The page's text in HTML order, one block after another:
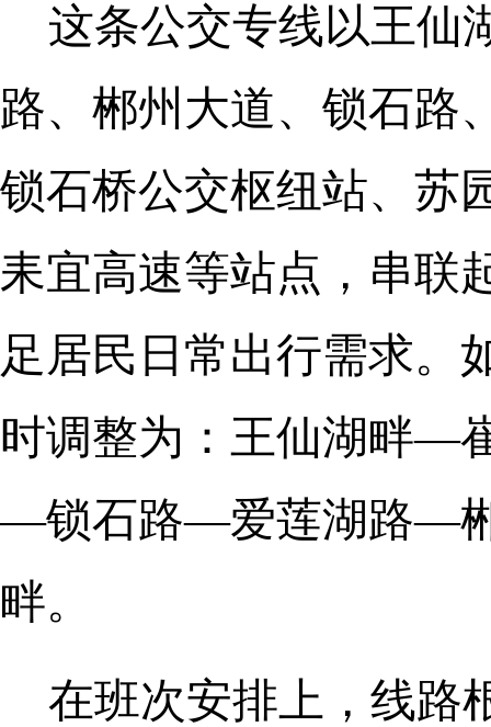
这条公交专线以王仙
路、郴州大道、锁石路
锁石桥公交枢纽站、苏
耒宜高速等站点，串联
足居民日常出行需求。
时调整为：王仙湖畔
—锁石路—爱莲湖路—
畔。
在班次安排上，线路